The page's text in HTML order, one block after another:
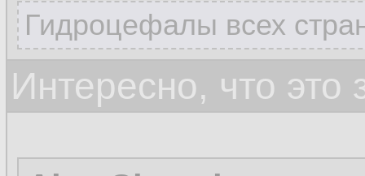
Гидроцефалы всех
Интересно, что